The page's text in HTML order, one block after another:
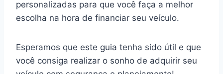
personalizadas para que você faça a melhor
escolha na hora de financiar seu veículo.
Esperamos que este guia tenha sido útil e que
você consiga realizar o sonho de adquirir seu